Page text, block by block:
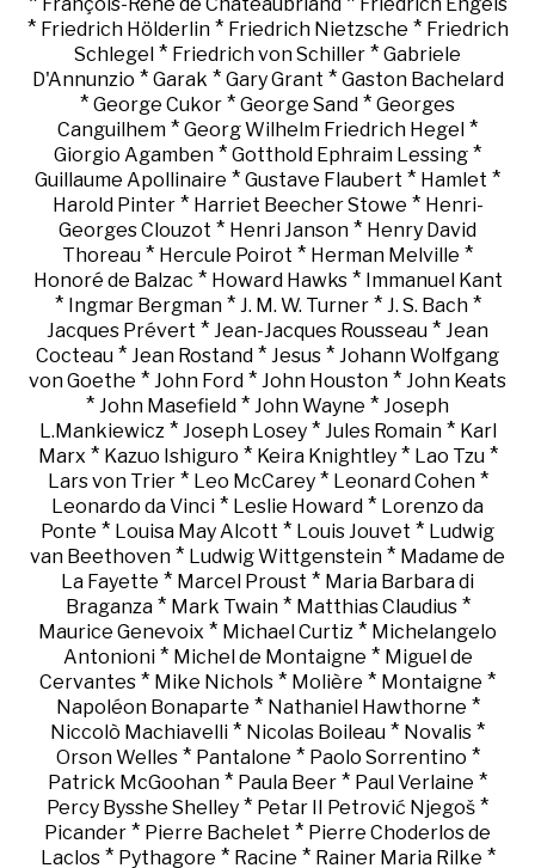
François-René de Chateaubriand Friedrich Engels
* Friedrich Hölderlin* Friedrich Nietzsche * Friedrich
Schlegel * Friedrich von Schiller * Gabriele
D'Annunzio * Garak * Gary Grant * Gaston Bachelard
* George Cukor * George Sand * Georges
Canguilhem * Georg Wilhelm Friedrich Hegel *
Giorgio Agamben * Gotthold Ephraim Lessing *
Guillaume Apollinaire * Gustave Flaubert * Hamlet *
Harold Pinter* Harriet Beecher Stowe * Henri-
Georges Clouzot * Henri Janson * Henry David
Thoreau * Hercule Poirot * Herman Melville *
Honoré de Balzac * Howard Hawks* Immanuel Kant
* Ingmar Bergman* J. M. W. Turner* J. S. Bach*
Jacques Prévert * Jean-Jacques Rousseau * Jean
Cocteau * Jean Rostand * Jesus * Johann Wolfgang
von Goethe * John Ford * John Houston * John Keats
* John Masefield * John Wayne * Joseph
L.Mankiewicz* Joseph Losey* Jules Romain* Karl
Marx * Kazuo Ishiguro * Keira Knightley* Lao Tzu*
Lars von Trier* Leo McCarey* Leonard Cohen*
Leonardo da Vinci * Leslie Howard * Lorenzo da
Ponte * Louisa May Alcott * Louis Jouvet * Ludwig
van Beethoven * Ludwig Wittgenstein * Madame de
La Fayette * Marcel Proust * Maria Barbara di
Braganza* Mark Twain* Matthias Claudius*
Maurice Genevoix * Michael Curtiz * Michelangelo
Antonioni* Michel de Montaigne * Miguel de
Cervantes * Mike Nichols * Molière * Montaigne *
Napoléon Bonaparte * Nathaniel Hawthorne *
Niccolò Machiavelli * Nicolas Boileau * Novalis *
Orson Welles* Pantalone * Paolo Sorrentino *
Patrick McGoohan * Paula Beer * Paul Verlaine *
Percy Bysshe Shelley * Petar II Petrović Njegoš *
Picander * Pierre Bachelet * Pierre Choderlos de
Laclos* Pythagore * Racine * Rainer Maria Rilke *